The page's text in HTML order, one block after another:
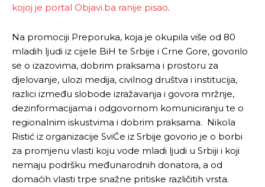
kojoj je portal Objavi.ba ranije pisao.
Na promociji Preporuka, koja je okupila više od 80
mladih ljudi iz cijele BiH te Srbije i Crne Gore, govorilo
se o izazovima, dobrim praksama i prostoru za
djelovanje, ulozi medija, civilnog društva i institucija,
razlici između slobode izražavanja i govora mržnje,
dezinformacijama i odgovornom komuniciranju te o
regionalnim iskustvima i dobrim praksama. Nikola
Ristić iz organizacije SviĆe iz Srbije govorio je o borbi
za promjenu vlasti koju vode mladi ljudi u Srbiji i koji
nemaju podršku međunarodnih donatora, a od
domaćih vlasti trpe snažne pritiske različitih vrsta.